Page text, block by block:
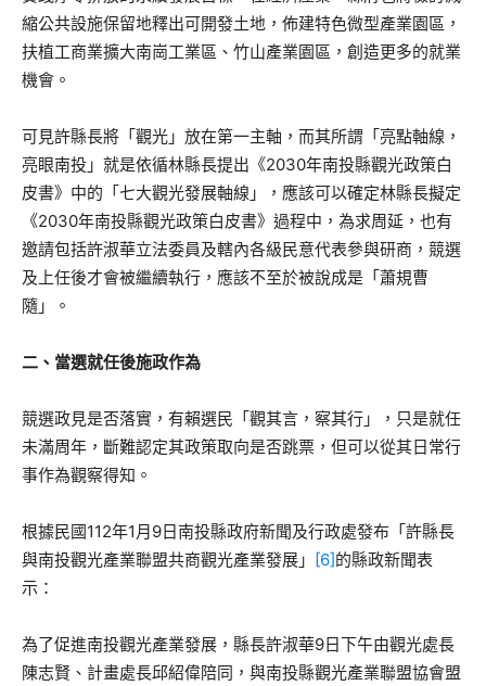
縮公共設施保留地釋出可開發土地，佈建特色微型產業園區，
扶植工商業擴大南崗工業區、竹山產業園區，創造更多的就業
機會。
可見許縣長將「觀光」放在第一主軸，而其所謂「亮點軸線，
亮眼南投」就是依循林縣長提出《2030年南投縣觀光政策白
皮書》中的「七大觀光發展軸線」，應該可以確定林縣長擬定
《2030年南投縣觀光政策白皮書》過程中，為求周延，也有
邀請包括許淑華立法委員及轄內各級民意代表參與研商，競選
及上任後才會被繼續執行，應該不至於被說成是「蕭規曹
隨」。
二、當選就任後施政作為
競選政見是否落實，有賴選民「觀其言，察其行」，只是就任
未滿周年，斷難認定其政策取向是否跳票，但可以從其日常行
事作為觀察得知。
根據民國112年1月9日南投縣政府新聞及行政處發布「許縣長
與南投觀光產業聯盟共商觀光產業發展」 [6]的縣政新聞表
示：
為了促進南投觀光產業發展，縣長許淑華9日下午由觀光處長
陳志賢、計畫處長邱紹偉陪同，與南投縣觀光產業聯盟協會盟